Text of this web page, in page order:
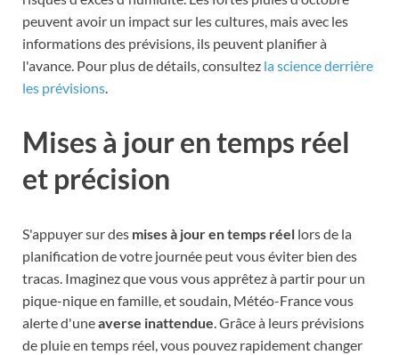
peuvent avoir un impact sur les cultures, mais avec les
informations des prévisions, ils peuvent planifier à
l'avance. Pour plus de détails, consultez la science derrière
les prévisions
Mises à jour en temps réel
et précision
S'appuyer sur des mises à jour en temps réel lors de la
planification de votre journée peut vous éviter bien des
tracas. Imaginez que vous vous apprêtez à partir pour un
pique-nique en famille, et soudain, Météo-France vous
alerte d'uneaverse inattendue. Grâce à leurs prévisions
de pluie en temps réel, vous pouvez rapidement changer